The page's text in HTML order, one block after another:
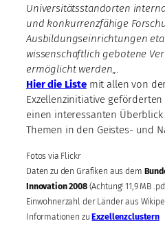
Universitätsstandorten
und konkurrenzfähige
Ausbildungseinrichtungen
wissenschaftlich gebotene
ermöglicht werden„.
Hier die Listemit allen von
Exzellenzinitiative
einen interessanten
Themen in den Geistes- und
Fotos via Flickr
Daten zu den Grafiken aus dem
Innovation 2008(Achtung! 11,9 MB
Einwohnerzahl der Länder aus
Informationen zuExzellenzclustern